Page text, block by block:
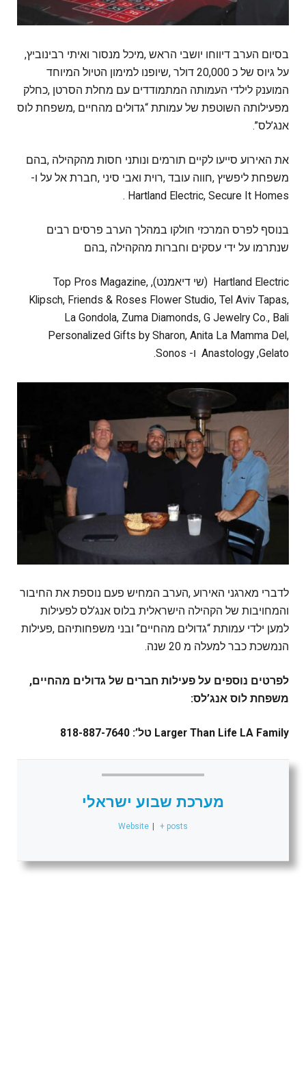
בסיום‭ ‬הערב‭ ‬דיווחו‭ ‬יושבי‭ ‬הראש‭, ‬מיכל‭ ‬מנסור‭ ‬ואיתי‭ ‬רבינוביץ‭,
‬אנג’לס”‭.‬
‬משפחת‭ ‬ליפשיץ‭, ‬חווה‭ ‬עובד‭, ‬רוית‭ ‬ואבי‭ ‬סיני‭, ‬חברת‭ ‬אל‭ ‬על‭ ‬ו‭-‬‭
‬Hartland Electric, Secure It Homes .
‬שנתרמו‭ ‬על‭ ‬ידי‭ ‬עסקים‭ ‬וחברות‭ ‬מהקהילה‭, ‬בהם
‭ ‬Hartland Electric (שי דיאמנט), Top Pros Magazine,
Klipsch, Friends & Roses Flower Studio, Tel Aviv Tapas,
La Gondola, Zuma Diamonds, G Jewelry Co., Bali
Personalized Gifts by Sharon, Anita La Mamma Del,
Anastology ,Gelato ו- Sonos.
‬הנמשכת‭ ‬כבר‭ ‬למעלה‭ ‬מ‭ ‬20‭ ‬שנה‭.‬
לפרטים‭ ‬נוספים‭ ‬על‭ ‬פעילות‭ ‬חברים‭ ‬של‭ ‬גדולים‭ ‬מהחיים‭,
‬משפחת‭ ‬לוס‭ ‬אנג’לס‭:‬
Larger Than Life LA Family⁠ טל’: 818-887-7640
מערכת שבוע ישראלי
Website | + posts